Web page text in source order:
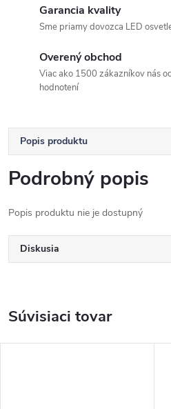
Garancia kvality
Sme priamy dovozca LED
Overený obchod
Viac ako 1500 zákazníkov nás
hodnotení
Popis produktu
Podrobný popis
Popis produktu nie je dostupný
Diskusia
Súvisiaci tovar